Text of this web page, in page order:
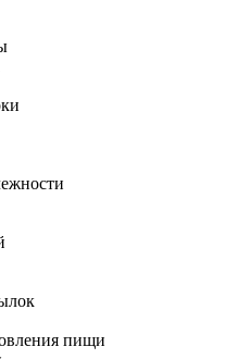
пищи